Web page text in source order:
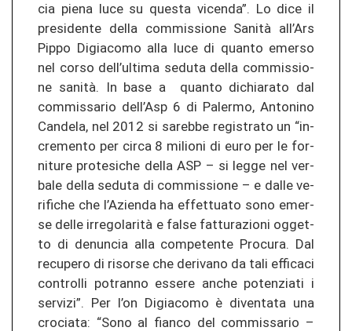
cia piena luce su ques­ta vi­cen­da”. Lo dice il
pre­si­den­te della com­mis­sio­ne Sanità all’Ars
Pippo Digia­co­mo alla luce di quan­to emer­so
nel corso dell’ul­ti­ma se­duta della com­mis­sio­
ne sanità. In base a quan­to di­chia­ra­to dal
com­mis­sa­rio dell’Asp 6 di Pa­ler­mo, An­to­ni­no
Can­de­la, nel 2012 si sa­reb­be re­gis­tra­to un “in­
cre­men­to per circa 8 mi­lio­ni di euro per le for­
ni­tu­re pro­te­si­che della ASP – si legge nel ver­
ba­le della se­duta di com­mis­sio­ne – e dalle ve­
ri­fi­che che l’Azien­da ha ef­fet­tua­to sono emer­
se delle irregolarità e false fat­tu­ra­zio­ni ogget­
to di de­nun­cia alla com­pe­ten­te Pro­cu­ra. Dal
re­cu­pe­ro di ri­sor­se che de­ri­va­no da tali ef­fi­ca­ci
con­trol­li po­tran­no es­se­re anche po­ten­zia­ti i
ser­vi­zi”. Per l’on Digia­co­mo è di­ven­ta­ta una
cro­cia­ta: “Sono al fi­an­co del com­mis­sa­rio –